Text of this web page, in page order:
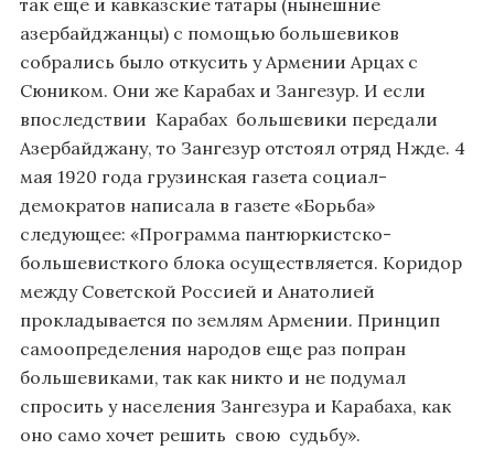
так еще и кавказские татары (нынешние
азербайджанцы) с помощью большевиков
собрались было откусить у Армении Арцах с
Сюником. Они же Карабах и Зангезур. И если
впоследствии Карабах большевики передали
Азербайджану, то Зангезур отстоял отряд Нжде. 4
мая 1920 года грузинская газета социал-
демократов написала в газете «Борьба»
следующее: «Программа пантюркистско-
большевисткого блока осуществляется. Коридор
между Советской Россией и Анатолией
прокладывается по землям Армении. Принцип
самоопределения народов еще раз попран
большевиками, так как никто и не подумал
спросить у населения Зангезура и Карабаха, как
оно само хочет решить свою судьбу».